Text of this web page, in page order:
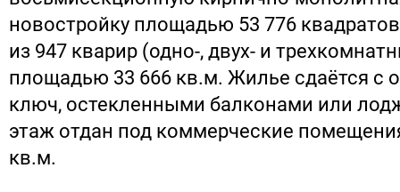
новостройку площадью 53 776
из 947 кварир (одно-, двух- и
площадью 33 666 кв.м. Жилье сдаётся с
ключ, остекленными балконами или
этаж отдан под коммерческие
кв.м.